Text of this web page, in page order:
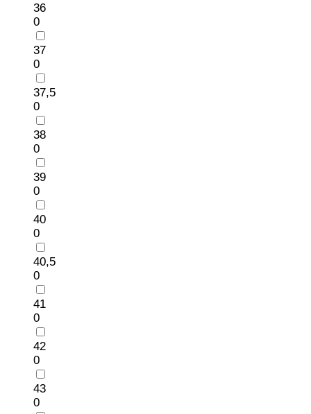
36
0
37
0
37,5
0
38
0
39
0
40
0
40,5
0
41
0
42
0
43
0